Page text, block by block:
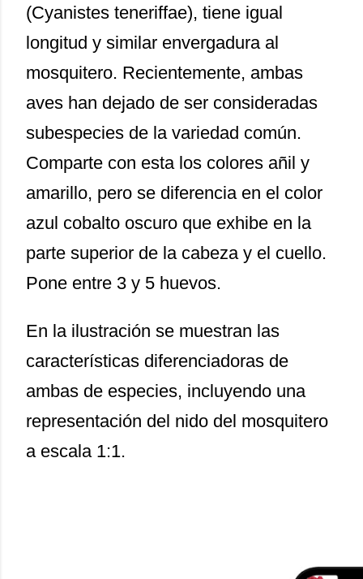
(Cyanistes teneriffae), tiene igual
longitud y similar envergadura al
mosquitero. Recientemente, ambas
aves han dejado de ser consideradas
subespecies de la variedad común.
Comparte con esta los colores añil y
amarillo, pero se diferencia en el color
azul cobalto oscuro que exhibe en la
parte superior de la cabeza y el cuello.
Pone entre 3 y 5 huevos.
En la ilustración se muestran las
características diferenciadoras de
ambas de especies, incluyendo una
representación del nido del mosquitero
a escala 1:1.